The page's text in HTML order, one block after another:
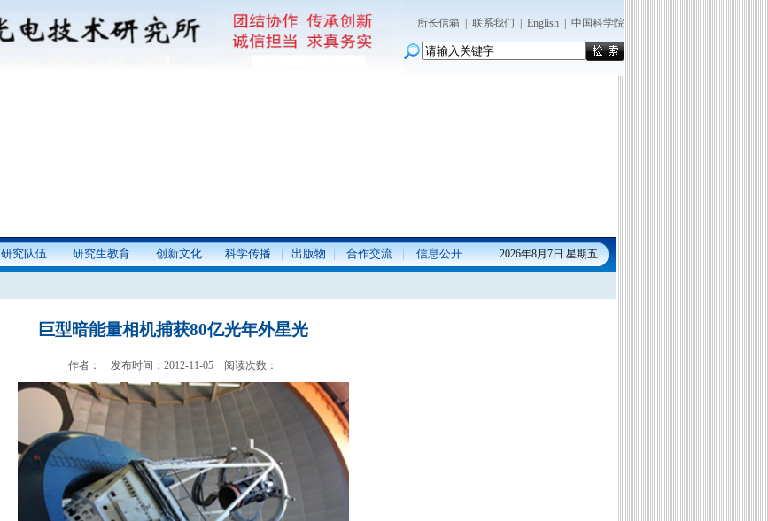
所长信箱 联系我们 English| 中国科学院
研究队伍 研究生教育 创新文化 科学传播 出版物 合作交流 信息公开 2026年8月7日 星期五
巨型暗能量相机捕获80亿光年外星光
作者： 发布时间：2012-11-05 阅读次数：